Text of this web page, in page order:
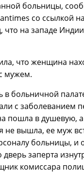
больницы,
со ссылкой
что на западе
что женщина
мужем.
в больничной
с заболеванием
пошла в душевую, а
не вышла, ее муж
больницы, и
заперта
комиссара